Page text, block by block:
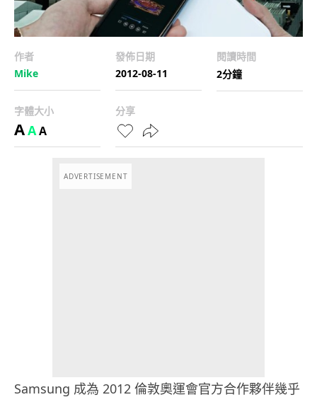
作者
Mike
發佈日期
2012-08-11
閱讀時間
2分鐘
字體大小
AAA
分享
ADVERTISEMENT
Samsung 成為 2012 倫敦奧運會官方合作夥伴幾乎